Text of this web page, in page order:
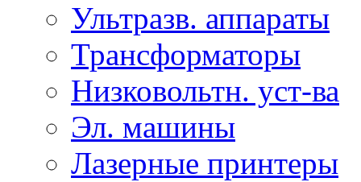
Ультразв. аппараты
Трансформаторы
Низковольтн. уст-ва
Эл. машины
Лазерные принтеры